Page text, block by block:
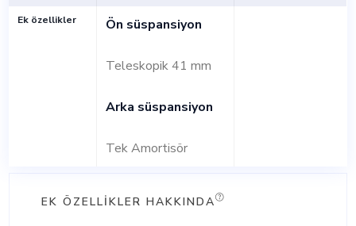
Ek özellikler Ön süspansiyon
Teleskopik 41 mm
Arka süspansiyon
Tek Amortisör
EK ÖZELLIKLER HAKKINDA